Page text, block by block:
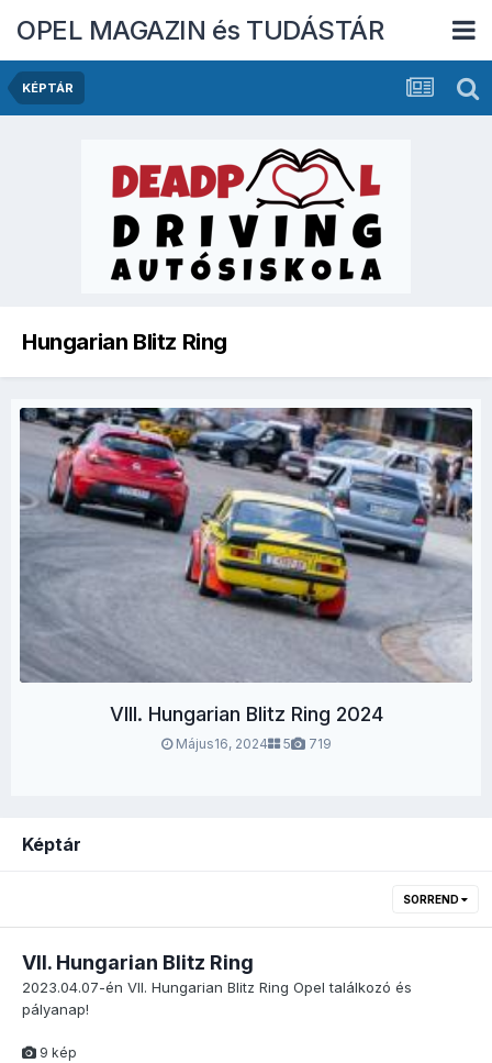
OPEL MAGAZIN és TUDÁSTÁR
KÉPTÁR
Hungarian Blitz Ring
VIII. Hungarian Blitz Ring 2024
Május16, 2024 5 719
Képtár
SORREND
VII. Hungarian Blitz Ring
2023.04.07-én VII. Hungarian Blitz Ring Opel találkozó és
pályanap!
9 kép